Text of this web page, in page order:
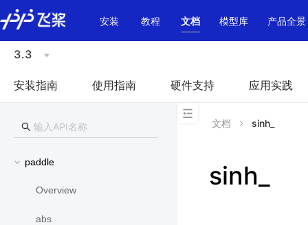
\u200E
安装
教程 文档 模型库 产品全景
3.3
安装指南 使用指南 硬件支持 应用实践
paddle
Overview
abs
文档 sinh_
sinh_